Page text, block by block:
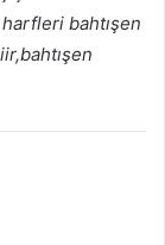
harfleri bahtışen